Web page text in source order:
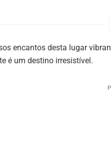
encantos desta lugar
é um destino irresistível.